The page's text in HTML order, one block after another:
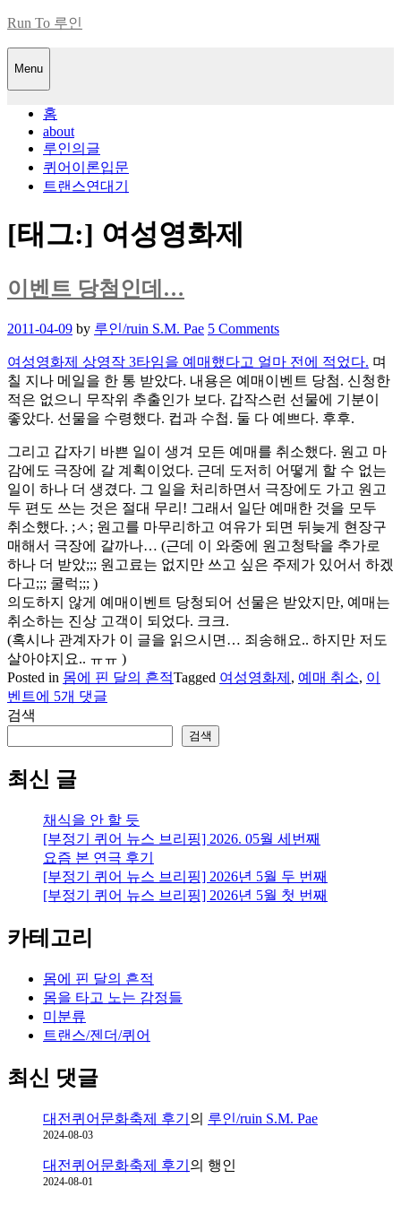
Skip
content
Run To 루인
Menu
홈
about
루인의글
퀴어이론입문
트랜스연대기
[태그:] 여성영화제
이벤트 당첨인데…
Posted
2011-04-09 by 루인/ruin S.M. Pae 5 Comments
여성영화제 상영작 3타임을 예매했다고 얼마 전에 적었다. 며
칠 지나 메일을 한 통 받았다. 내용은 예매이벤트 당첨. 신청한
적은 없으니 무작위 추출인가 보다. 갑작스런 선물에 기분이
좋았다. 선물을 수령했다. 컵과 수첩. 둘 다 예쁘다. 후후.
그리고 갑자기 바쁜 일이 생겨 모든 예매를 취소했다. 원고 마
감에도 극장에 갈 계획이었다. 근데 도저히 어떻게 할 수 없는
일이 하나 더 생겼다. 그 일을 처리하면서 극장에도 가고 원고
두 편도 쓰는 것은 절대 무리! 그래서 일단 예매한 것을 모두
취소했다. ;ㅅ; 원고를 마무리하고 여유가 되면 뒤늦게 현장구
매해서 극장에 갈까나… (근데 이 와중에 원고청탁을 추가로
하나 더 받았;;; 원고료는 없지만 쓰고 싶은 주제가 있어서 하겠
다고;;; 쿨럭;;; )
의도하지 않게 예매이벤트 당청되어 선물은 받았지만, 예매는
취소하는 진상 고객이 되었다. 크크.
(혹시나 관계자가 이 글을 읽으시면… 죄송해요.. 하지만 저도
살아야지요.. ㅠㅠ )
Posted in 몸에 핀 달의 흔적Tagged 여성영화제 , 예매 취소, 이
벤트이
당
첨
인
에 5개 댓글
검색
검색
최신 글
채식을 안 할 듯
[부정기 퀴어 뉴스 브리핑] 2026. 05월 세번째
요즘 본 연극 후기
[부정기 퀴어 뉴스 브리핑] 2026년 5월 두 번째
[부정기 퀴어 뉴스 브리핑] 2026년 5월 첫 번째
카테고리
몸에 핀 달의 흔적
몸을 타고 노는 감정들
미분류
트랜스/젠더/퀴어
최신 댓글
대전퀴어문화축제 후기 의 루인/ruin S.M. Pae
2024-08-03
대전퀴어문화축제 후기 의 행인
2024-08-01